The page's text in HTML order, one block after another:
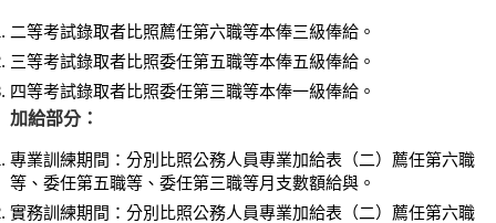
二等考試錄取者比照薦任第六職等本俸三級俸給。
三等考試錄取者比照委任第五職等本俸五級俸給。
四等考試錄取者比照委任第三職等本俸一級俸給。
加給部分：
專業訓練期間：分別比照公務人員專業加給表（二）薦任第六職
等、委任第五職等、委任第三職等月支數額給與。
實務訓練期間：分別比照公務人員專業加給表（二）薦任第六職